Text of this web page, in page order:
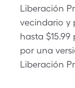
Liberación
vecindario y
hasta
por una
Liberación